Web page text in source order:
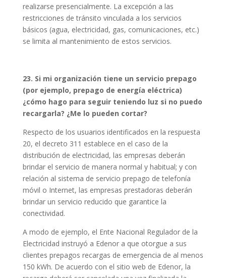
realizarse presencialmente. La excepción a las
restricciones de tránsito vinculada a los servicios
básicos (agua, electricidad, gas, comunicaciones, etc.)
se limita al mantenimiento de estos servicios.
23. Si mi organización tiene un servicio prepago
(por ejemplo, prepago de energía eléctrica)
¿cómo hago para seguir teniendo luz si no puedo
recargarla? ¿Me lo pueden cortar?
Respecto de los usuarios identificados en la respuesta
20, el decreto 311 establece en el caso de la
distribución de electricidad, las empresas deberán
brindar el servicio de manera normal y habitual; y con
relación al sistema de servicio prepago de telefonía
móvil o Internet, las empresas prestadoras deberán
brindar un servicio reducido que garantice la
conectividad.
A modo de ejemplo, el Ente Nacional Regulador de la
Electricidad instruyó a Edenor a que otorgue a sus
clientes prepagos recargas de emergencia de al menos
150 kWh. De acuerdo con el sitio web de Edenor, la